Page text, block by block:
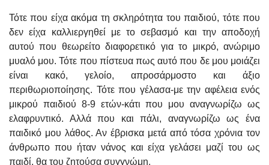
Τότε που είχα ακόμα τη σκληρότητα του παιδιού, τότε που
δεν είχα καλλιεργηθεί με το σεβασμό και την αποδοχή
αυτού που θεωρείτο διαφορετικό για το μικρό, ανώριμο
μυαλό μου. Τότε που πίστευα πως αυτό που δε μου μοιάζει
είναι κακό, γελοίο, απροσάρμοστο και άξιο
περιθωριοποίησης. Τότε που γέλασα-με την αφέλεια ενός
μικρού παιδιού 8-9 ετών-κάτι που μου αναγνωρίζω ως
ελαφρυντικό. Αλλά που και πάλι, αναγνωρίζω ως ένα
παιδικό μου λάθος. Αν έβρισκα μετά από τόσα χρόνια τον
άνθρωπο που ήταν νάνος και είχα γελάσει μαζί του ως
παιδί, θα του ζητούσα συγγνώμη.